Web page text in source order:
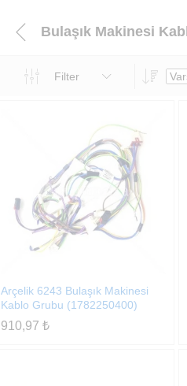
Filter
Arçelik 6243 Bulaşık Makinesi
Kablo Grubu (1782250400)
910,97 ₺